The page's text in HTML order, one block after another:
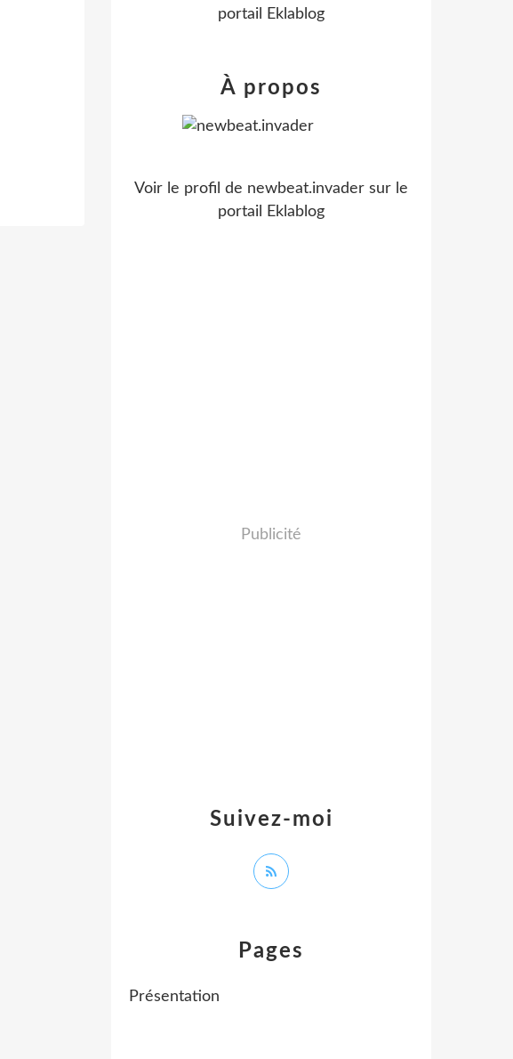
Pages
Présentation
portail Eklablog
Suivez-moi
À propos
Voir le profil de newbeat.invader sur le
portail Eklablog
Publicité